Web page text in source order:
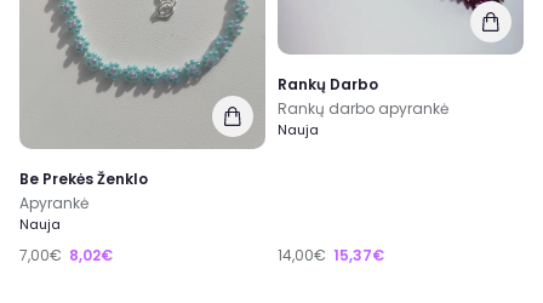
Be Prekės Ženklo
Apyrankė
Nauja
7,00€ 8,02€
Rankų Darbo
Rankų darbo apyrankė
Nauja
14,00€ 15,37€